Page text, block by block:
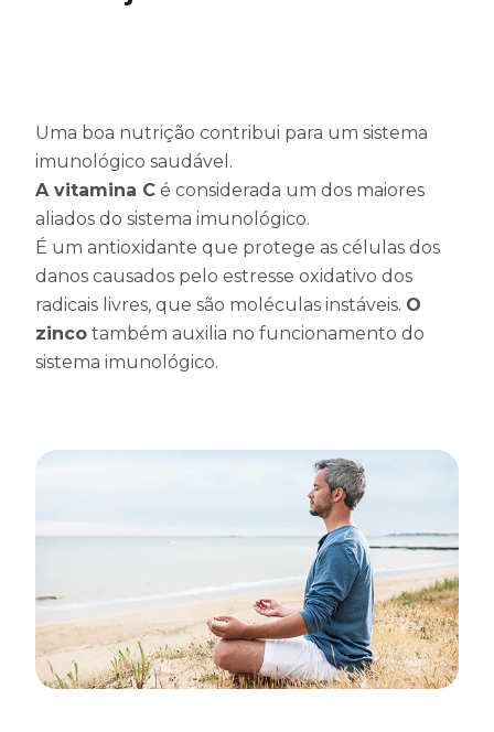
Uma boa nutrição contribui para um sistema
imunológico saudável.
A vitamina C é considerada um dos maiores
aliados do sistema imunológico.
É um antioxidante que protege as células dos
danos causados pelo estresse oxidativo dos
radicais livres, que são moléculas instáveis. O
zinco também auxilia no funcionamento do
sistema imunológico.